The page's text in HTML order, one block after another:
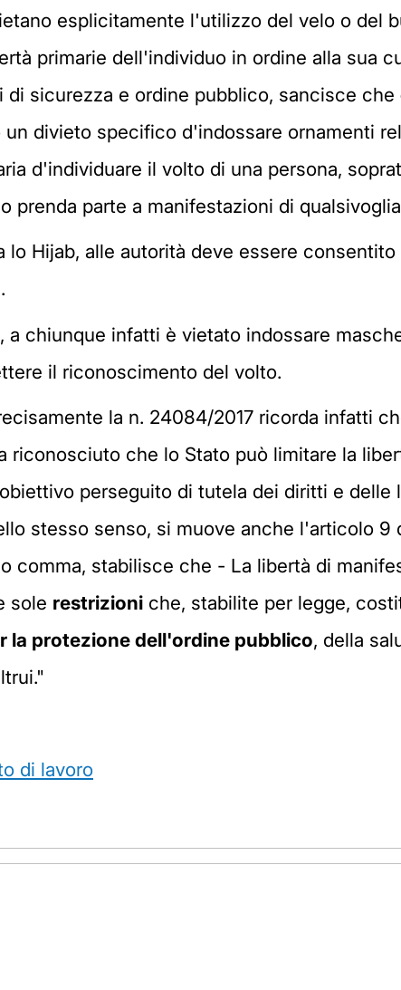
esplicitamente l'utilizzo del velo o del
primarie dell'individuo in ordine alla sua
sicurezza e ordine pubblico, sancisce che
divieto specifico d'indossare ornamenti
d'individuare il volto di una persona,
parte a manifestazioni di
Hijab, alle autorità deve essere consentito
chiunque infatti è vietato indossare
il riconoscimento del volto.
la n. 24084/2017 ricorda infatti
riconosciuto che lo Stato può limitare la
perseguito di tutela dei diritti e delle
stesso senso, si muove anche l'articolo 9
comma, stabilisce che - La libertà di
sole restrizioni che, stabilite per legge,
la protezione dell'ordine pubblico, della
di lavoro